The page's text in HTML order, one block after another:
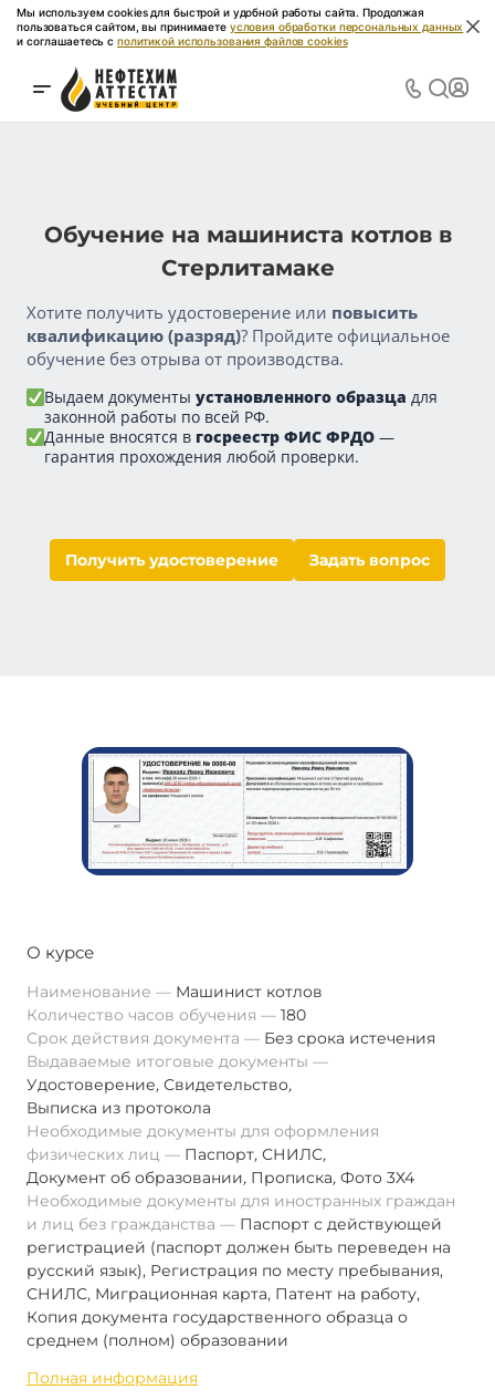
Мы используем cookies для быстрой и удобной работы сайта. Продолжая
пользоваться сайтом, вы принимаете условия обработки персональных данных
и соглашаетесь с политикой использования файлов cookies
Обучение на машиниста котлов в
Стерлитамаке
Хотите получить удостоверение или повысить
квалификацию (разряд)? Пройдите официальное
обучение без отрыва от производства.
Выдаем документы установленного образца для
законной работы по всей РФ.
Данные вносятся в госреестр ФИС ФРДО —
гарантия прохождения любой проверки.
Получить удостоверение Задать вопрос
О курсе
Наименование
Машинист котлов
Количество часов обучения
180
Срок действия документа
Без срока истечения
Выдаваемые итоговые документы
Удостоверение, Свидетельство,
Выписка из протокола
Необходимые документы для оформления
физических лиц
Паспорт, СНИЛС,
Документ об образовании, Прописка, Фото 3Х4
Необходимые документы для иностранных граждан
и лиц без гражданства
Паспорт с действующей
регистрацией (паспорт должен быть переведен на
русский язык), Регистрация по месту пребывания,
СНИЛС, Миграционная карта, Патент на работу,
Копия документа государственного образца о
среднем (полном) образовании
Полная информация